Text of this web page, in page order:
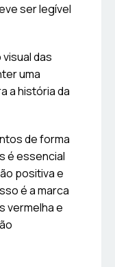
ser legível
das
uma
a história da
de forma
é essencial
positiva e
é a marca
vermelha e